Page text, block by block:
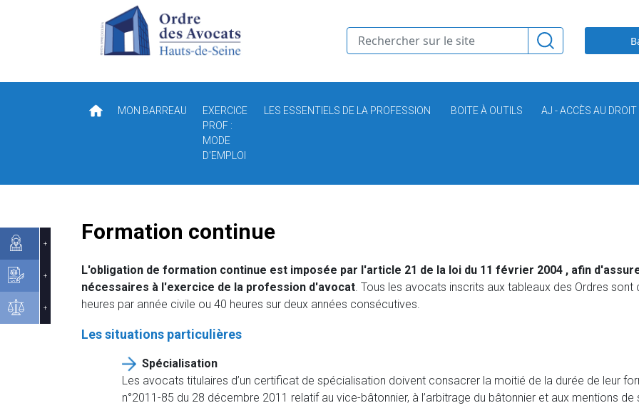
MON BARREAU
EXERCICE
PROF :
MODE
D'EMPLOI
LES ESSENTIELS DE LA PROFESSION BOITE À OUTILS AJ - ACCÈS AU DROIT
Formation continue
L'obligation de formation continue est imposée par l'article 21 de la loi du 11 février 2004 , afin
nécessaires à l'exercice de la profession d'avocat. Tous les avocats inscrits aux tableaux des Ordres
heures par année civile ou 40 heures sur deux années consécutives.
Les situations particulières
Spécialisation
Les avocats titulaires d’un certificat de spécialisation doivent consacrer la moitié de la durée de leur
n°2011-85 du 28 décembre 2011 relatif au vice-bâtonnier, à l’arbitrage du bâtonnier et aux mentions
Préférences en matière de cookies